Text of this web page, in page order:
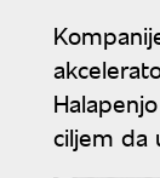
ciljem da